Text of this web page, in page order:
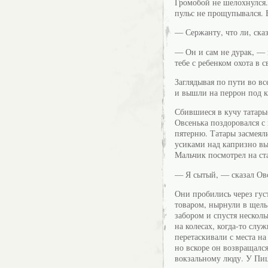
пульс не прощупывался.
— Сержанту, что ли,
— Он и сам не дурак, —
тебе с ребенком охота
Заглядывая по пути во
и вышли на перрон под
Сбившиеся в кучу
Овсенька поздоровался
пятерню. Татары
усиками над капризно
Мальчик посмотрел на
— Я сытый, — сказал
Они пробились через
товаром, нырнули в
забором и спустя
на колесах, когда-то
перетаскивали с места
но вскоре он
вокзальному люду. У